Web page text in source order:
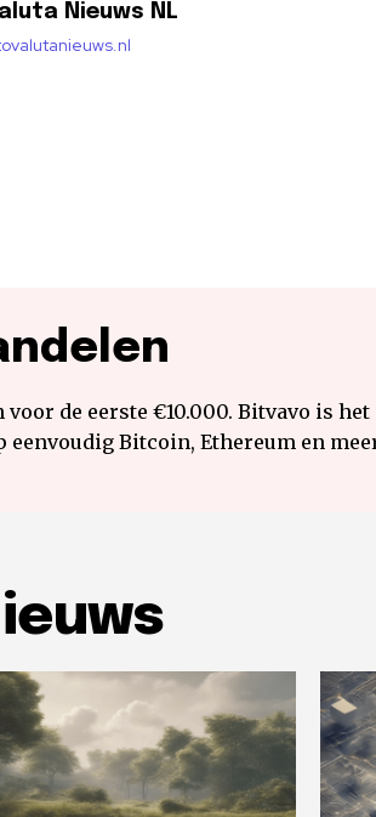
Nieuws NL
de eerste €10.000. Bitvavo is het
Bitcoin, Ethereum en